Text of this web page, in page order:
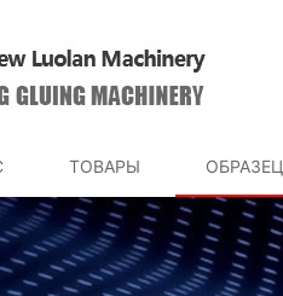
ТОВАРЫ ОБРАЗЕЦ